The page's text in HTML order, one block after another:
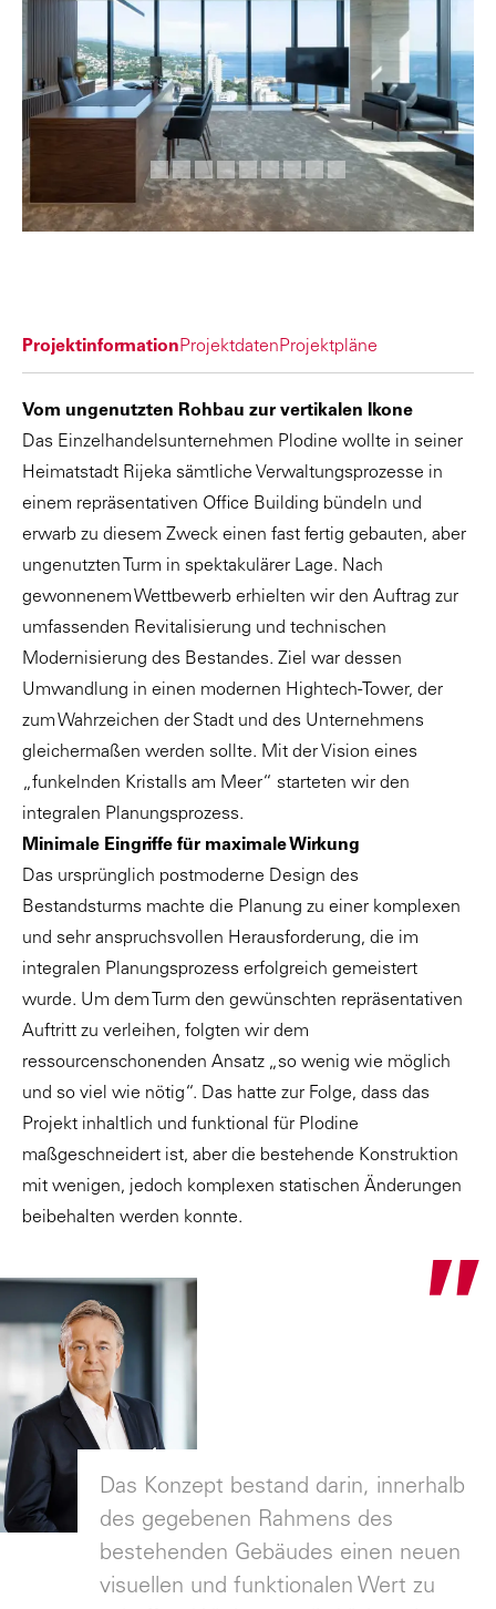
ProjektinformationProjektdatenProjektpläne
Vom ungenutzten Rohbau zur vertikalen Ikone
Das Einzelhandelsunternehmen Plodine wollte in seiner
Heimatstadt Rijeka sämtliche Verwaltungsprozesse in
einem repräsentativen Office Building bündeln und
erwarb zu diesem Zweck einen fast fertig gebauten, aber
ungenutzten Turm in spektakulärer Lage. Nach
gewonnenem Wettbewerb erhielten wir den Auftrag zur
umfassenden Revitalisierung und technischen
Modernisierung des Bestandes. Ziel war dessen
Umwandlung in einen modernen Hightech-Tower, der
zum Wahrzeichen der Stadt und des Unternehmens
gleichermaßen werden sollte. Mit der Vision eines
„funkelnden Kristalls am Meer“ starteten wir den
integralen Planungsprozess.
Minimale Eingriffe für maximale Wirkung
Das ursprünglich postmoderne Design des
Bestandsturms machte die Planung zu einer komplexen
und sehr anspruchsvollen Herausforderung, die im
integralen Planungsprozess erfolgreich gemeistert
wurde. Um dem Turm den gewünschten repräsentativen
Auftritt zu verleihen, folgten wir dem
ressourcenschonenden Ansatz „so wenig wie möglich
und so viel wie nötig“. Das hatte zur Folge, dass das
Projekt inhaltlich und funktional für Plodine
maßgeschneidert ist, aber die bestehende Konstruktion
mit wenigen, jedoch komplexen statischen Änderungen
beibehalten werden konnte.
"
Das Konzept bestand darin, innerhalb
des gegebenen Rahmens des
bestehenden Gebäudes einen neuen
visuellen und funktionalen Wert zu